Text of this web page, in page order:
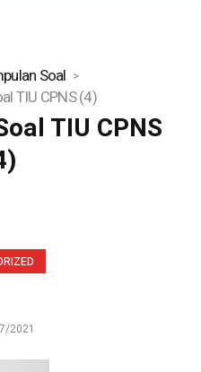
Soal
TIU CPNS (4)
TIU CPNS
2021